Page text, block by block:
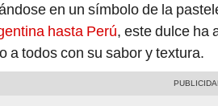
en un símbolo de la
hasta Perú, este dulce ha
a todos con su sabor y textura.